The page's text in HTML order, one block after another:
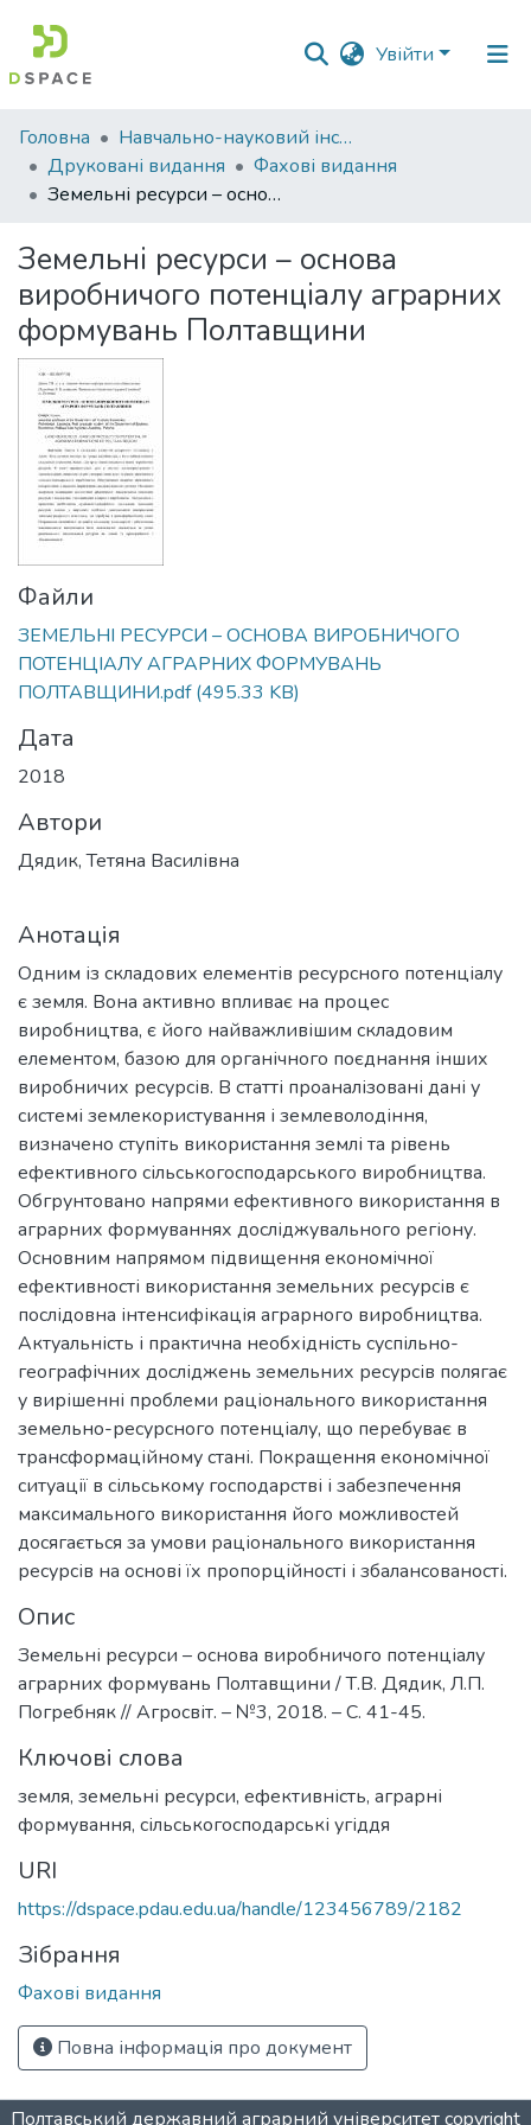
Увійти
Фонди
та
зібрання
Статистика
Головна
Навчально-науковий інститут економіки, управління, права та інформаційних технологій
Друковані видання
Фахові видання
Земельні ресурси – основа виробничого потенціалу аграрних формувань Полтавщини
Земельні ресурси – основа
виробничого потенціалу аграрних
формувань Полтавщини
Файли
ЗЕМЕЛЬНІ РЕСУРСИ – ОСНОВА ВИРОБНИЧОГО
ПОТЕНЦІАЛУ АГРАРНИХ ФОРМУВАНЬ
ПОЛТАВЩИНИ.pdf(495.33 KB)
Дата
2018
Автори
Дядик, Тетяна Василівна
Анотація
Одним із складових елементів ресурсного потенціалу
є земля. Вона активно впливає на процес
виробництва, є його найважливішим складовим
елементом, базою для органічного поєднання інших
виробничих ресурсів. В статті проаналізовані дані у
системі землекористування і землеволодіння,
визначено ступіть використання землі та рівень
ефективного сільськогосподарського виробництва.
Обгрунтовано напрями ефективного використання в
аграрних формуваннях досліджувального регіону.
Основним напрямом підвищення економічної
ефективності використання земельних ресурсів є
послідовна інтенсифікація аграрного виробництва.
Актуальність і практична необхідність суспільно-
географічних досліджень земельних ресурсів полягає
у вирішенні проблеми раціонального використання
земельно-ресурсного потенціалу, що перебуває в
трансформаційному стані. Покращення економічної
ситуації в сільському господарстві і забезпечення
максимального використання його можливостей
досягається за умови раціонального використання
ресурсів на основі їх пропорційності і збалансованості.
Опис
Земельні ресурси – основа виробничого потенціалу
аграрних формувань Полтавщини / Т.В. Дядик, Л.П.
Погребняк // Агросвіт. – №3, 2018. – С. 41-45.
Ключові слова
земля, земельні ресурси, ефективність, аграрні
формування, сільськогосподарські угіддя
URI
https://dspace.pdau.edu.ua/handle/123456789/2182
Зібрання
Фахові видання
Повна інформація про документ
Полтавський державний аграрний університетcopyright